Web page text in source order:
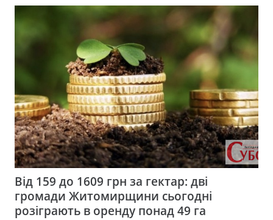
Від 159 до 1609 грн за гектар: дві
громади Житомирщини сьогодні
розіграють в оренду понад 49 га